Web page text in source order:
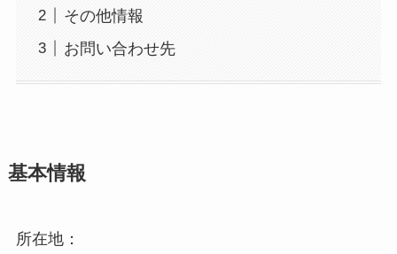
その他情報
お問い合わせ先
基本情報
所在地：